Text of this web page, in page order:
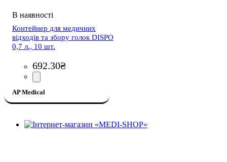
Контейнер для медичних
відходів та збору голок DISPO
0,7 л., 10 шт.
692.30₴
AP Medical